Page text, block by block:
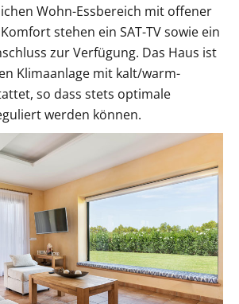
Wohn-Essbereich mit offener
stehen ein SAT-TV sowie ein
zur Verfügung. Das Haus ist
Klimaanlage mit kalt/warm-
so dass stets optimale
werden können.